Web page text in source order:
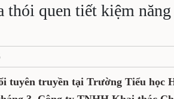
TẾ TÀI NGUYÊN - MÔI TRƯỜNG
thói quen tiết kiệm
tuyên truyền tại Trường Tiểu học